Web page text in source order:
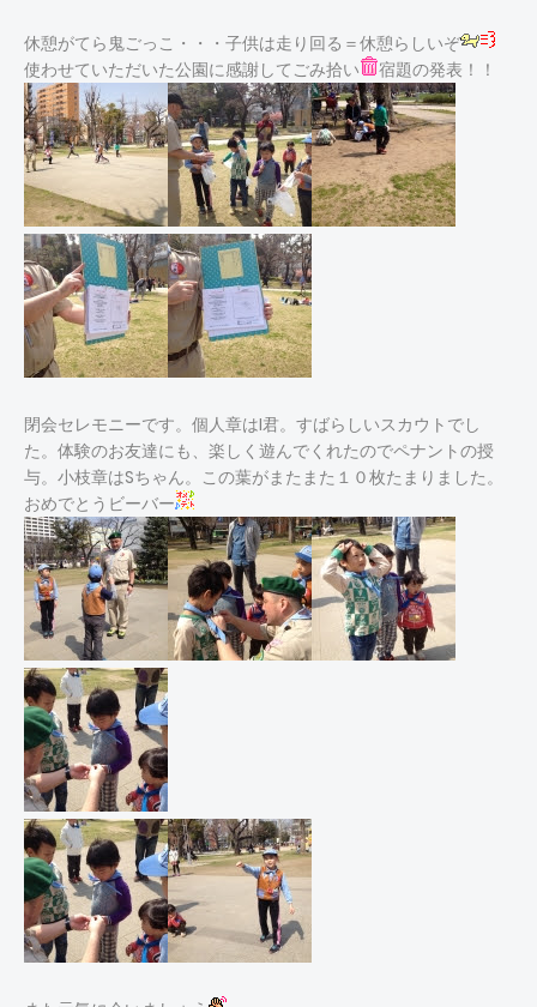
休憩がてら鬼ごっこ・・・子供は走り回る＝休憩らしいぞ
使わせていただいた公園に感謝してごみ拾い
宿題の発表！！
閉会セレモニーです。個人章はI君。すばらしいスカウトでし
た。体験のお友達にも、楽しく遊んでくれたのでペナントの授
与。小枝章はSちゃん。この葉がまたまた１０枚たまりました。
おめでとうビーバー